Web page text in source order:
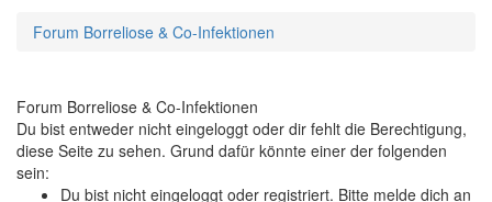
Forum Borreliose & Co-Infektionen
Forum Borreliose & Co-Infektionen
Du bist entweder nicht eingeloggt oder dir fehlt die Berechtigung,
diese Seite zu sehen. Grund dafür könnte einer der folgenden
sein:
Du bist nicht eingeloggt oder registriert. Bitte melde dich an